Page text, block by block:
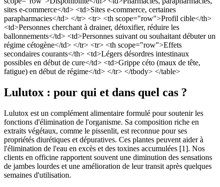
sites e-commerce</td> <td>Sites e-commerce, certaines
parapharmacies</td> </tr> <tr> <th scope="row">Profil cible</th>
<td>Personnes cherchant à drainer, détoxifier, réduire les
ballonnements</td> <td>Personnes suivant ou souhaitant débuter un
régime cétogène</td> </tr> <tr> <th scope="row">Effets
secondaires courants</th> <td>Légers désordres intestinaux
possibles en début de cure</td> <td>Grippe céto (maux de tête,
fatigue) en début de régime</td> </tr> </tbody> </table>
Lulutox : pour qui et dans quel cas ?
Lulutox est un complément alimentaire formulé pour soutenir les
fonctions d'élimination de l'organisme. Sa composition riche en
extraits végétaux, comme le pissenlit, est reconnue pour ses
propriétés diurétiques et dépuratives. Ces plantes peuvent aider à
l'élimination de l'eau en excès et des toxines accumulées [1]. Nos
clients en officine rapportent souvent une diminution des sensations
de jambes lourdes et une amélioration de leur transit après quelques
semaines d'utilisation.